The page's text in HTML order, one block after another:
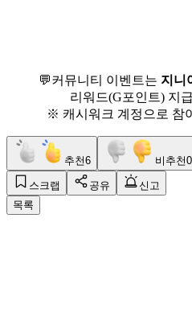
💬커뮤니티 이벤트는 지니
리워드(G포인트) 지
※ 캐시워크 계정으로 참
추천6 비추천0
스크랩 공유
신고
목록